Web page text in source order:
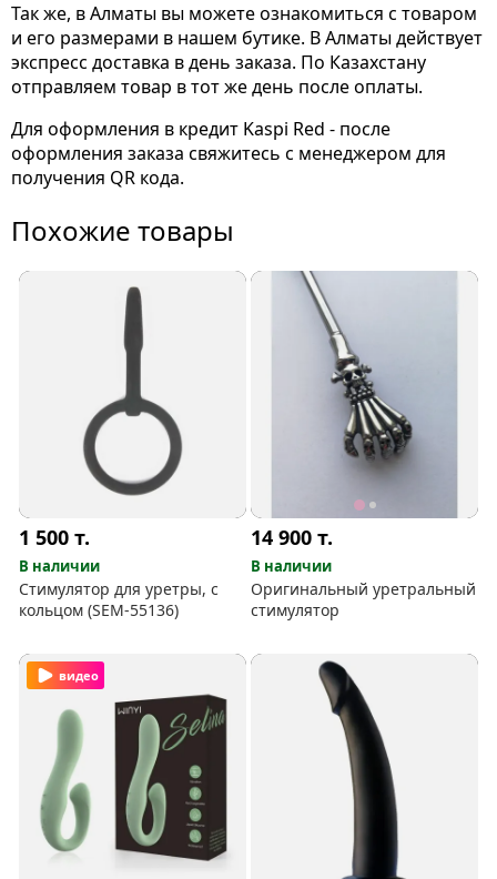
Так же, в Алматы вы можете ознакомиться с товаром
и его размерами в нашем бутике. В Алматы действует
экспресс доставка в день заказа. По Казахстану
отправляем товар в тот же день после оплаты.
Для оформления в кредит Kaspi Red - после
оформления заказа свяжитесь с менеджером для
получения QR кода.
Похожие товары
1 500т.
В наличии
Стимулятор для уретры, с
кольцом (SEM-55136)
14 900т.
В наличии
Оригинальный уретральный
стимулятор
видео